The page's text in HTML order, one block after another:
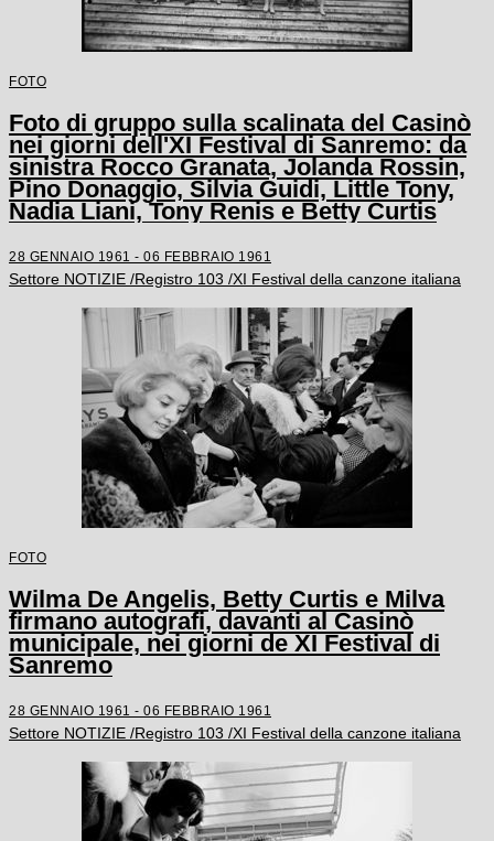
FOTO
Foto di gruppo sulla scalinata del Casinò
nei giorni dell'XI Festival di Sanremo: da
sinistra Rocco Granata, Jolanda Rossin,
Pino Donaggio, Silvia Guidi, Little Tony,
Nadia Liani, Tony Renis e Betty Curtis
28 GENNAIO 1961 - 06 FEBBRAIO 1961
Settore NOTIZIE /Registro 103 /XI Festival della canzone italiana
FOTO
Wilma De Angelis, Betty Curtis e Milva
firmano autografi, davanti al Casinò
municipale, nei giorni de XI Festival di
Sanremo
28 GENNAIO 1961 - 06 FEBBRAIO 1961
Settore NOTIZIE /Registro 103 /XI Festival della canzone italiana